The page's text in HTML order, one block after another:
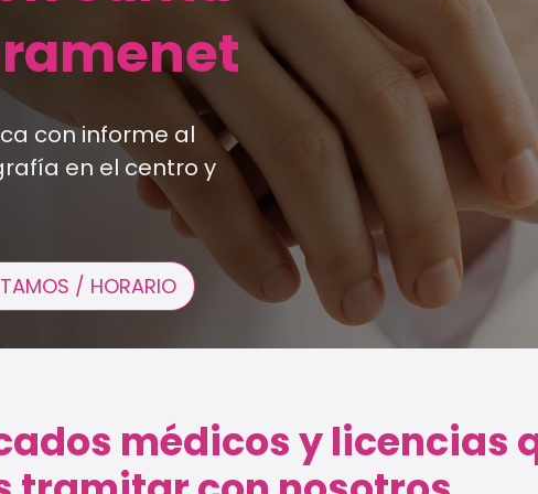
con informe al
en el centro y
/ HORARIO
médicos y licencias